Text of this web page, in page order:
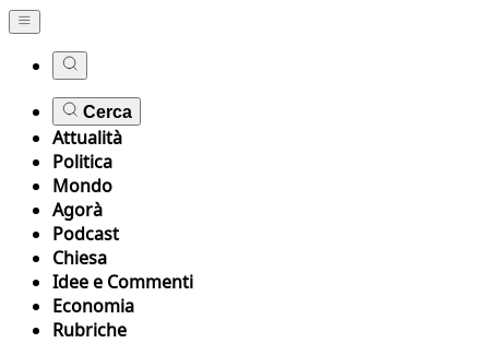
Cerca
Attualità
Politica
Mondo
Agorà
Podcast
Chiesa
Idee e Commenti
Economia
Rubriche